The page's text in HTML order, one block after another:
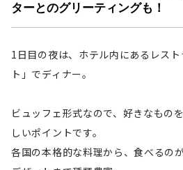
ターとのグリーティングも！
1日目の夜は、ホテル内にあるレス
ト」でディナー。
ビュッフェ形式なので、好きなもの
しいポイントです。
各国の本格的な料理から、食べるの